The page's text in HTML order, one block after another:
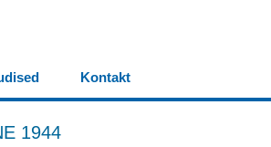
Kontakt
1944